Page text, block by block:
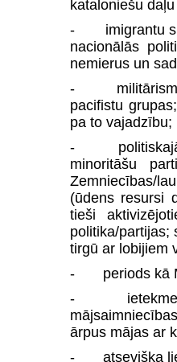
kataloniešu
- imigrantu
nacionālās
nemierus un
- militārisms
pacifistu
pa to
- politiskajā
minoritāšu
Zemniecības/
(ūdens resursi
tieši
politika/partijas;
tirgū ar lobijiem
- periods kā
- ietekmes
ārpus mājas ar
- atsevišķa